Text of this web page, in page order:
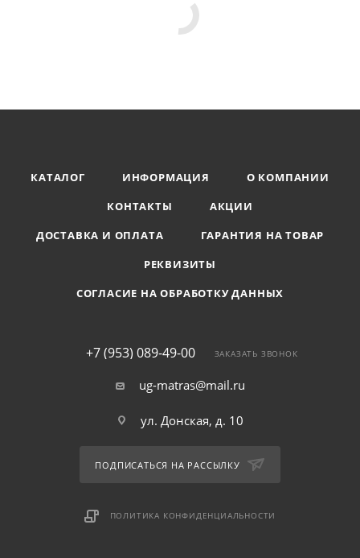
КАТАЛОГ ИНФОРМАЦИЯ
О КОМПАНИИ
КОНТАКТЫ
АКЦИИ
ДОСТАВКА И ОПЛАТА
ГАРАНТИЯ НА ТОВАР
РЕКВИЗИТЫ
СОГЛАСИЕ НА ОБРАБОТКУ ДАННЫХ
+7 (953) 089-49-00 ЗАКАЗАТЬ ЗВОНОК
ug-matras@mail.ru
ул. Донская, д. 10
ПОДПИСАТЬСЯ НА РАССЫЛКУ
ПОЛИТИКА КОНФИДЕНЦИАЛЬНОСТИ